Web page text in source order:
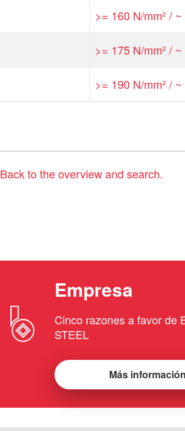
>= 160 N/mm² /
>= 175 N/mm² /
>= 190 N/mm² /
Back to the overview and search.
Empresa
Cinco razones a favor de
STEEL
Más